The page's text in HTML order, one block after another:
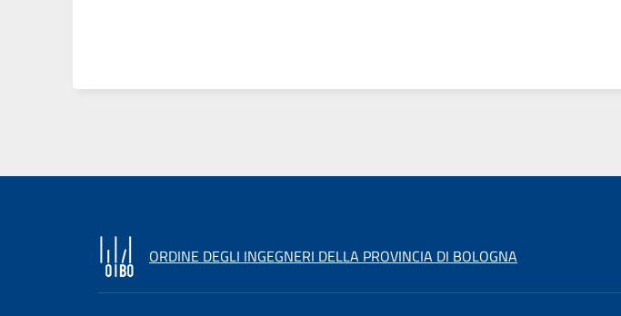
ORDINE DEGLI INGEGNERI DELLA PROVINCIA DI BOLOGNA